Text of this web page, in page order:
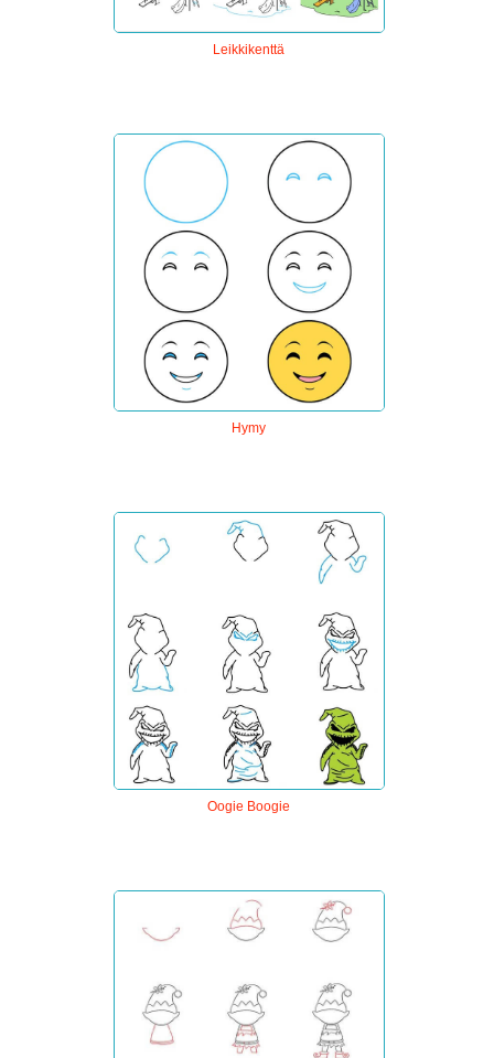
Leikkikenttä
Hymy
Oogie Boogie